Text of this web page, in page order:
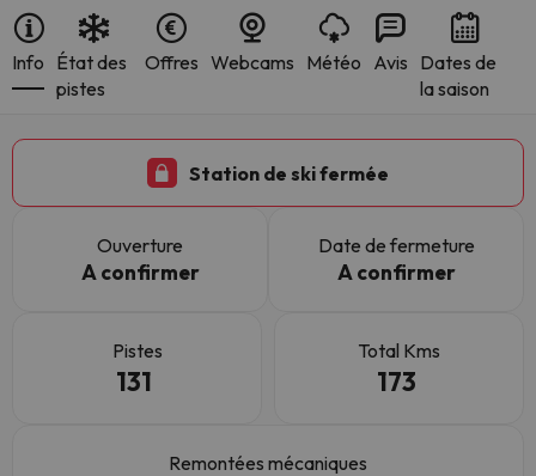
Info État des
pistes
Offres Webcams Météo Avis Dates de
la saison
Station de ski fermée
Ouverture
A confirmer
Date de fermeture
A confirmer
Pistes
131
Total Kms
173
Remontées mécaniques